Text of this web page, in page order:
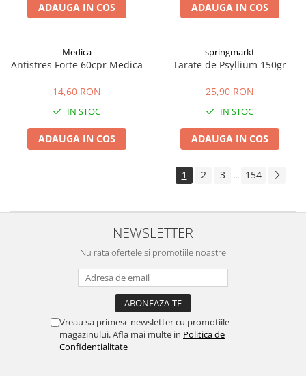
ADAUGA IN COS ADAUGA IN COS
Medica
Antistres Forte 60cpr Medica
14,60 RON
IN STOC
ADAUGA IN COS
springmarkt
Tarate de Psyllium 150gr
25,90 RON
IN STOC
ADAUGA IN COS
1 2 3 ... 154
NEWSLETTER
Nu rata ofertele si promotiile noastre
Vreau sa primesc newsletter cu promotiile
magazinului. Afla mai multe in Politica de
Confidentialitate